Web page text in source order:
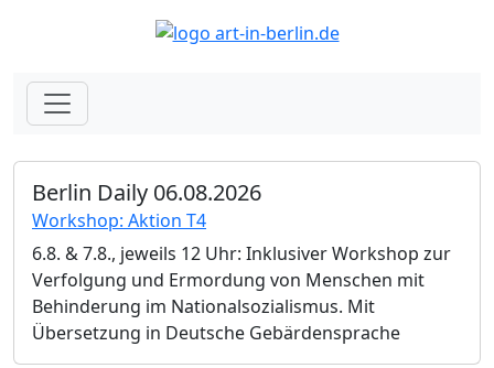
Berlin Daily 06.08.2026
Workshop: Aktion T4
6.8. & 7.8., jeweils 12 Uhr: Inklusiver Workshop zur
Verfolgung und Ermordung von Menschen mit
Behinderung im Nationalsozialismus. Mit
Übersetzung in Deutsche Gebärdensprache